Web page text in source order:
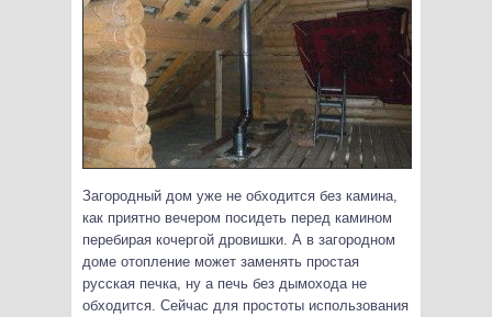
Загородный дом уже не обходится без камина,
как приятно вечером посидеть перед камином
перебирая кочергой дровишки. А в загородном
доме отопление может заменять простая
русская печка, ну а печь без дымохода не
обходится. Сейчас для простоты использования